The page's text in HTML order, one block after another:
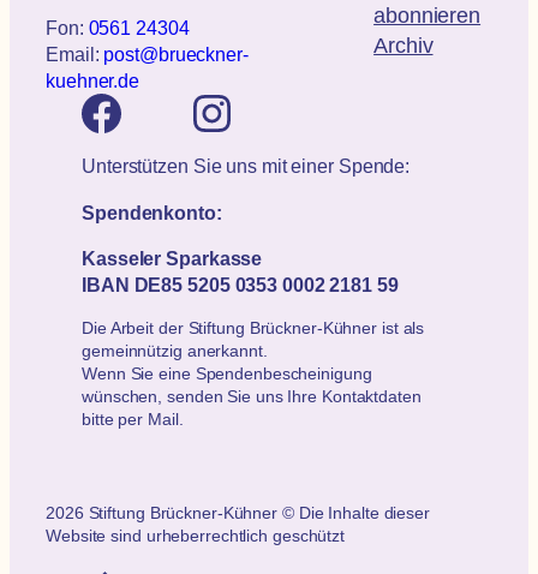
Fon: 0561 24304
Email: post@brueckner-
kuehner.de
abonnieren
Archiv
Unterstützen Sie uns mit einer Spende:
Spendenkonto:
Kasseler Sparkasse
IBAN DE85 5205 0353 0002 2181 59
Die Arbeit der Stiftung Brückner-Kühner ist als
gemeinnützig anerkannt.
Wenn Sie eine Spendenbescheinigung
wünschen, senden Sie uns Ihre Kontaktdaten
bitte per Mail.
2026 Stiftung Brückner-Kühner © Die Inhalte dieser
Website sind urheberrechtlich geschützt